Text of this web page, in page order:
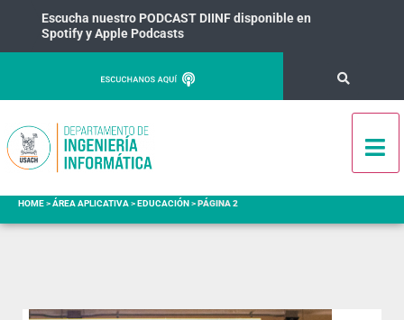
Escucha nuestro PODCAST DIINF disponible en
Spotify y Apple Podcasts
HOME>ÁREA APLICATIVA>EDUCACIÓN>PÁGINA 2